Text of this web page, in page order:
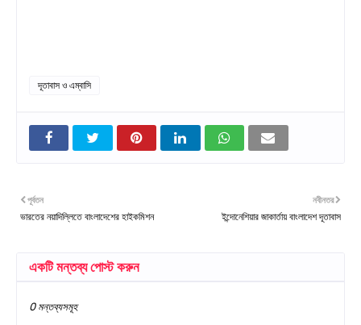
দূতাবাস ও এম্বাসি
নবীনতর
ইন্দোনেশিয়ার জাকার্তায় বাংলাদেশ দূতাবাস
পূর্বতন
ভারতের নয়াদিল্লিতে বাংলাদেশের হাইকমিশন
একটি মন্তব্য পোস্ট করুন
0 মন্তব্যসমূহ